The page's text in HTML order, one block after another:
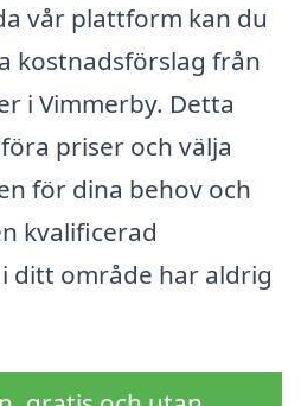
vår plattform kan du
kostnadsförslag från
i Vimmerby. Detta
priser och välja
för dina behov och
kvalificerad
ditt område har aldrig